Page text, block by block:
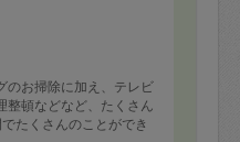
のお掃除に加え、テレビ
整頓などなど、たくさん
たくさんのことができ